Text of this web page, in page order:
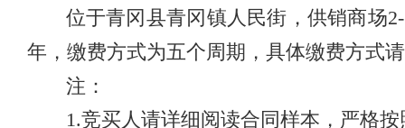
位于青冈县青冈镇人民街，供销商场
年，缴费方式为五个周期，具体缴费方式
注：
1.竞买人请详细阅读合同样本，严格